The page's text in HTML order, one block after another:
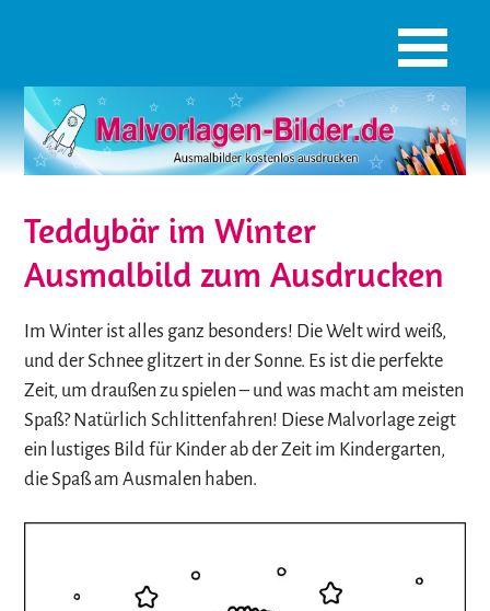
Teddybär im Winter
Ausmalbild zum Ausdrucken
Im Winter ist alles ganz besonders! Die Welt wird weiß,
und der Schnee glitzert in der Sonne. Es ist die perfekte
Zeit, um draußen zu spielen – und was macht am meisten
Spaß? Natürlich Schlittenfahren! Diese Malvorlage zeigt
ein lustiges Bild für Kinder ab der Zeit im Kindergarten,
die Spaß am Ausmalen haben.